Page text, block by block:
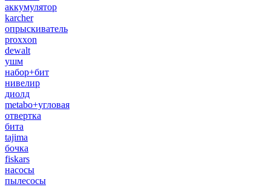
аккумулятор
karcher
опрыскиватель
proxxon
dewalt
ушм
набор+бит
нивелир
диолд
metabo+угловая
отвертка
бита
tajima
бочка
fiskars
насосы
пылесосы